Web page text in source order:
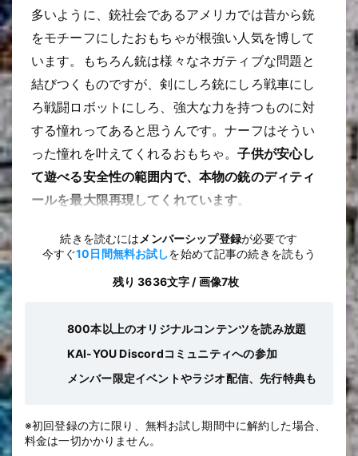
多いように、銃社会であるアメリカでは昔から銃
をモチーフにしたおもちゃが根強い人気を博して
います。もちろん銃は様々なネガティブな問題と
結びつくものですが、剣にしろ銃にしろ戦車にし
ろ戦闘ロボットにしろ、強大な力を持つものに対
する憧れってあると思うんです。ナーフはそうい
った憧れを叶えてくれるおもちゃ。子供が安心し
て遊べる安全性の範囲内で、本物の銃のディティ
ールを最大限再現してくれています。
続きを読むにはメンバーシップ登録が必要です
今すぐ10日間無料お試しを始めて記事の続きを読もう
残り 3636文字 / 画像7枚
800本以上のオリジナルコンテンツを読み放題
KAI-YOU Discordコミュニティへの参加
メンバー限定イベントやラジオ配信、先行特典も
※初回登録の方に限り、無料お試し期間中に解約した場合、
料金は一切かかりません。